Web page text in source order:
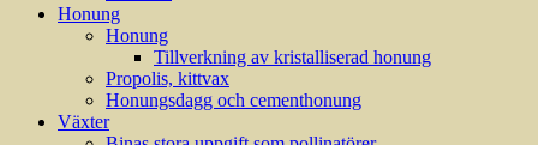
Honung
Honung
Tillverkning av kristalliserad honung
Propolis, kittvax
Honungsdagg och cementhonung
Växter